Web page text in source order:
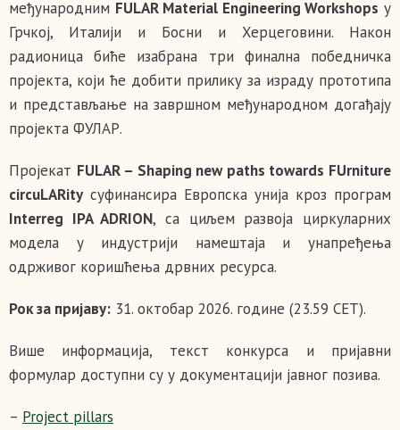
међународним FULAR Material Engineering Workshops у
Грчкој, Италији и Босни и Херцеговини. Након
радионица биће изабрана три финална победничка
пројекта, који ће добити прилику за израду прототипа
и представљање на завршном међународном догађају
пројекта ФУЛАР.
Пројекат FULAR – Shaping new paths towards FUrniture
circuLARity суфинансира Европска унија кроз програм
Interreg IPA ADRION, са циљем развоја циркуларних
модела у индустрији намештаја и унапређења
одрживог коришћења дрвних ресурса.
Рок за пријаву: 31. октобар 2026. године (23.59 CET).
Више информација, текст конкурса и пријавни
формулар доступни су у документацији јавног позива.
– Project pillars